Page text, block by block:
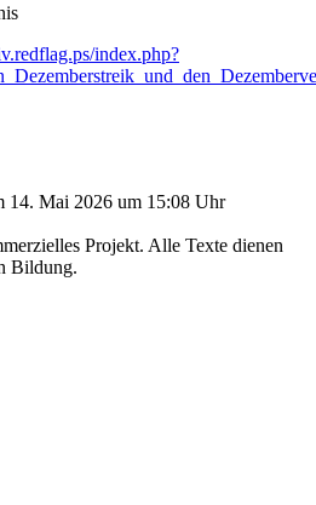
index.php?
14. Mai 2026 um 15:08 Uhr
Projekt. Alle Texte dienen
Bildung.